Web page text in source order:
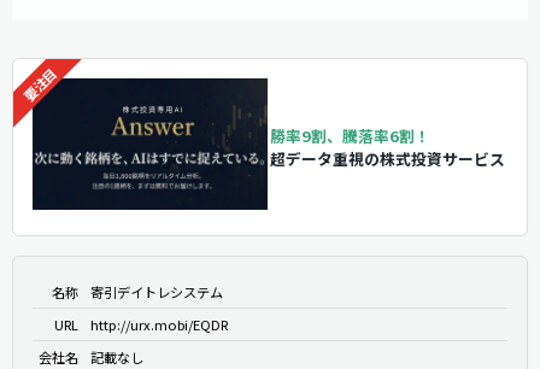
勝率9割、騰落率6割！
超データ重視の株式投資サービス
名称
寄引デイトレシステム
URL
http://urx.mobi/EQDR
会社名
記載なし